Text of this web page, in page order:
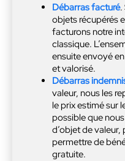
Débarras facturé.
objets récupérés
facturons notre
classique.
ensuite envoyé
et valorisé.
Débarras
valeur, nous les
le prix estimé sur
possible que
d’objet de
permettre de
gratuite.